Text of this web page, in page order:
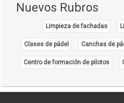
Nuevos Rubros
Limpieza de fachadas
Clases de pádel Canchas de
Centro de formación de pilotos